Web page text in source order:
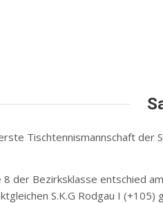
Tischtennismannschaft der
der Bezirksklasse entschied
S.K.G Rodgau I (+105)